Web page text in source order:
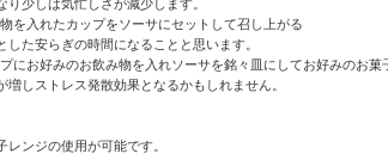
少しは気忙しさが減少します。
を入れたカップをソーサにセットして召し上がる
た安らぎの時間になることと思います。
にお好みのお飲み物を入れソーサを銘々皿にしてお好みのお菓
しストレス発散効果となるかもしれません。
ンジの使用が可能です。